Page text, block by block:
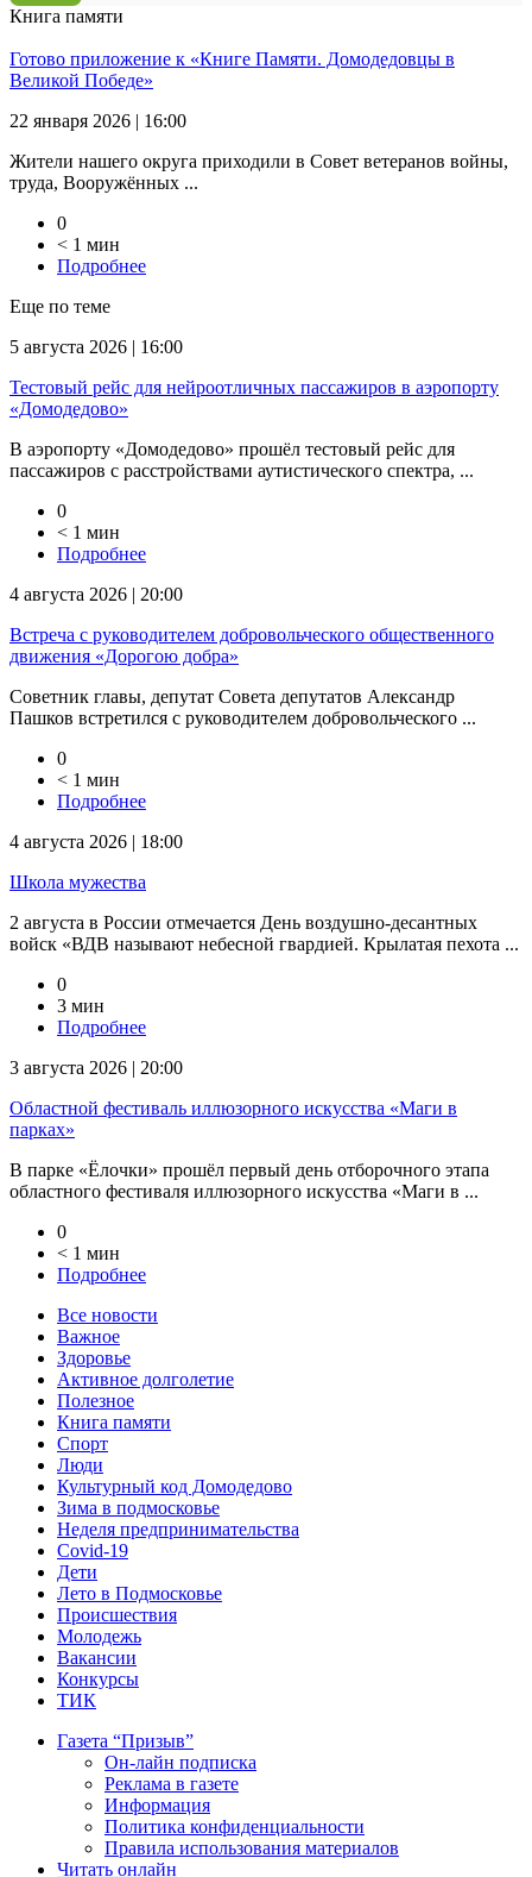
Книга памяти
Готово приложение к «Книге Памяти. Домодедовцы в
Великой Победе»
22 января 2026 | 16:00
Жители нашего округа приходили в Совет ветеранов войны,
труда, Вооружённых ...
0
< 1 мин
Подробнее
Еще по теме
5 августа 2026 | 16:00
Тестовый рейс для нейроотличных пассажиров в аэропорту
«Домодедово»
В аэропорту «Домодедово» прошёл тестовый рейс для
пассажиров с расстройствами аутистического спектра, ...
0
< 1 мин
Подробнее
4 августа 2026 | 20:00
Встреча с руководителем добровольческого общественного
движения «Дорогою добра»
Советник главы, депутат Совета депутатов Александр
Пашков встретился с руководителем добровольческого ...
0
< 1 мин
Подробнее
4 августа 2026 | 18:00
Школа мужества
2 августа в России отмечается День воздушно-десантных
войск «ВДВ называют небесной гвардией. Крылатая пехота ...
0
3 мин
Подробнее
3 августа 2026 | 20:00
Областной фестиваль иллюзорного искусства «Маги в
парках»
В парке «Ёлочки» прошёл первый день отборочного этапа
областного фестиваля иллюзорного искусства «Маги в ...
0
< 1 мин
Подробнее
Все новости
Важное
Здоровье
Активное долголетие
Полезное
Книга памяти
Спорт
Люди
Культурный код Домодедово
Зима в подмосковье
Неделя предпринимательства
Covid-19
Дети
Лето в Подмосковье
Происшествия
Молодежь
Вакансии
Конкурсы
ТИК
Газета “Призыв”
Он-лайн подписка
Реклама в газете
Информация
Политика конфиденциальности
Правила использования материалов
Читать онлайн